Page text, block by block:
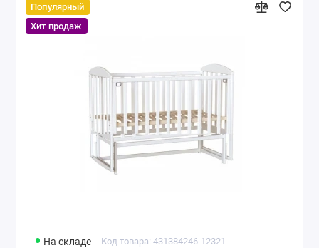
Популярный
Хит продаж
На складе Код товара: 431384246-12321